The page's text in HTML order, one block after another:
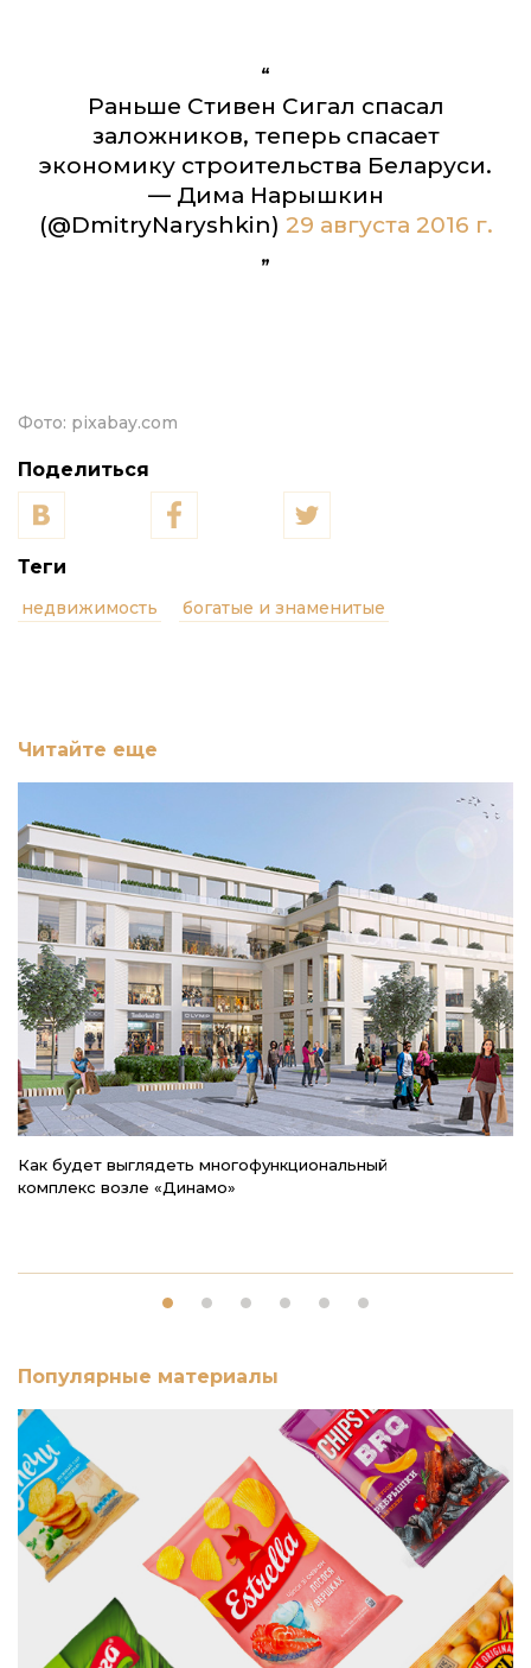
Раньше Стивен Сигал спасал
заложников, теперь спасает
экономику строительства Беларуси.
— Дима Нарышкин
(@DmitryNaryshkin) 29 августа 2016 г.
Фото: pixabay.com
Поделиться
Теги
недвижимость богатые и знаменитые
Читайте еще
Как будет выглядеть многофункциональный
комплекс возле «Динамо»
Популярные материалы